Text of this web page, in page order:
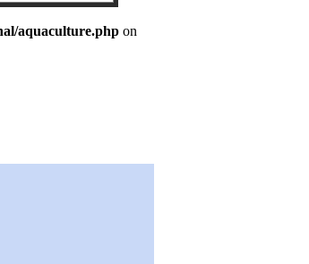
aquaculture.php on